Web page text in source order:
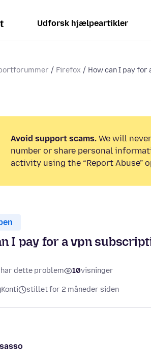
Udforsk hjælpeartikler
Firefox How can I pay for
Avoid support scams. We will
number or share personal
activity using the “Report Abuse”
I pay for a vpn
har dette problem 10visninger
Konti stillet for 2 måneder siden